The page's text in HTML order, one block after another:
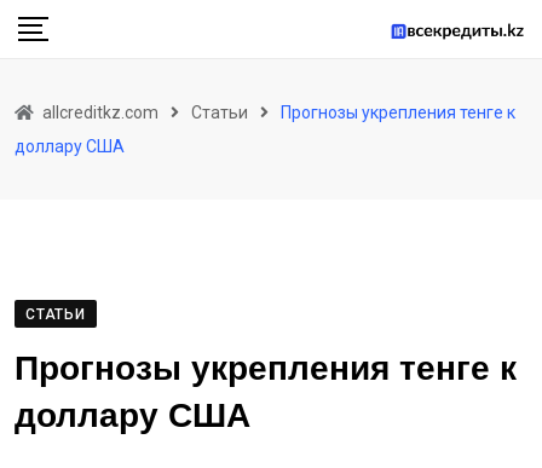
Skip
allcreditkz.com Статьи
Прогнозы укрепления тенге к
доллару США
СТАТЬИ
Прогнозы укрепления тенге к
доллару США